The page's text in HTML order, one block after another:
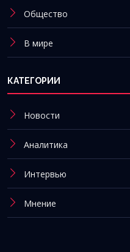
Общество
В мире
КАТЕГОРИИ
Новости
Аналитика
Интервью
Мнение